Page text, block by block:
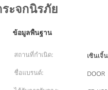
ะจกนิรภัย
ข้อมูลพื้นฐาน
สถานที่กำเนิด:
เซินเจิ้
ชื่อแบรนด์:
DOOR